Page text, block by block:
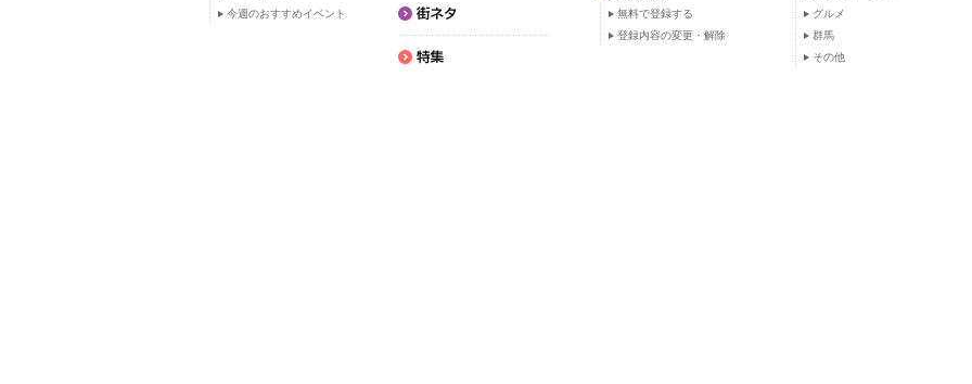
今週のおすすめイベント
無料で登録する
登録内容の変更・解除
グルメ
群馬
その他